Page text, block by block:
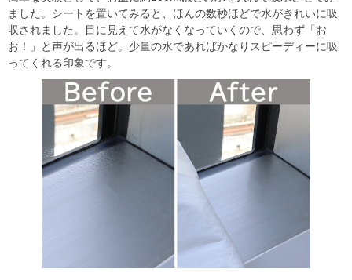
ました。シートを置いてみると、ほんの数秒ほどで水がきれいに吸
収されました。目に見えて水がなくなっていくので、思わず「お
お！」と声が出るほど。少量の水であればかなりスピーディーに吸
ってくれる印象です。